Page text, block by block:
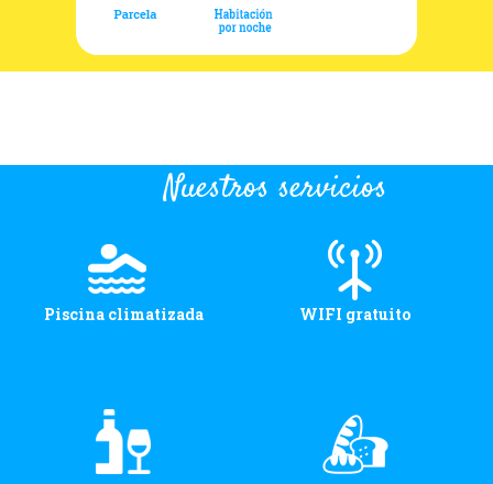
Nuestros servicios
Piscina climatizada WIFI gratuito